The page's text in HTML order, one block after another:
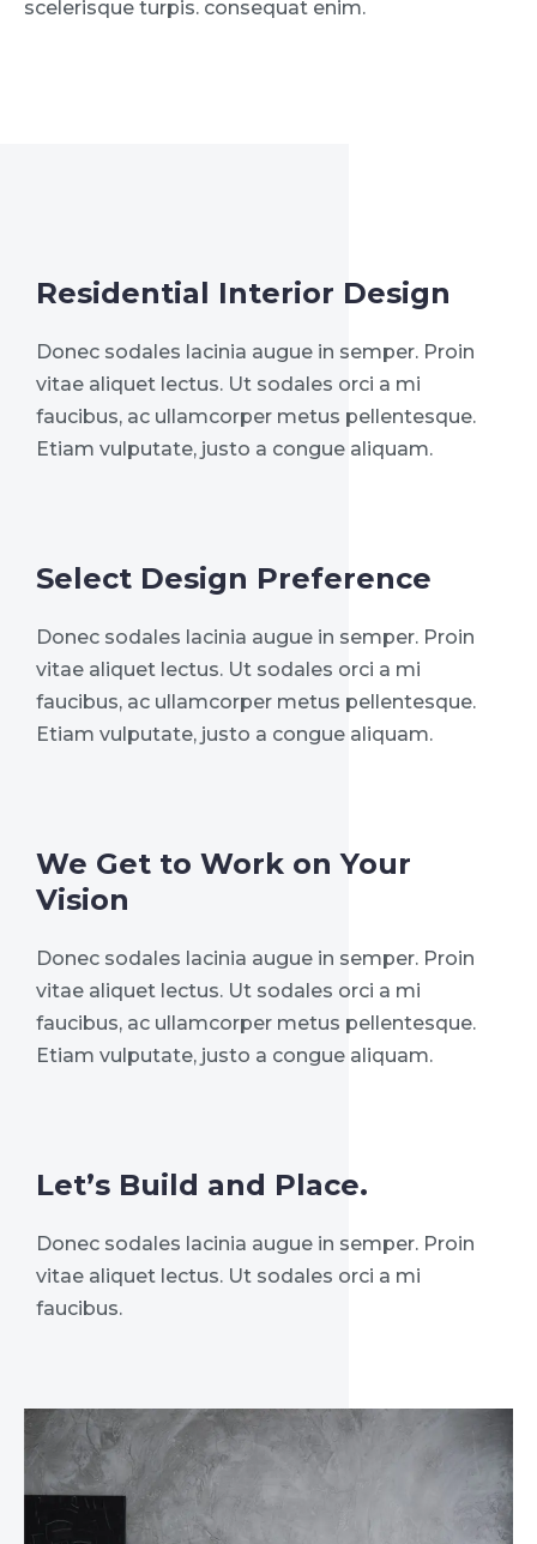
scelerisque turpis. consequat enim.
Residential Interior Design
Donec sodales lacinia augue in semper. Proin
vitae aliquet lectus. Ut sodales orci a mi
faucibus, ac ullamcorper metus pellentesque.
Etiam vulputate, justo a congue aliquam.
Select Design Preference
Donec sodales lacinia augue in semper. Proin
vitae aliquet lectus. Ut sodales orci a mi
faucibus, ac ullamcorper metus pellentesque.
Etiam vulputate, justo a congue aliquam.
We Get to Work on Your
Vision
Donec sodales lacinia augue in semper. Proin
vitae aliquet lectus. Ut sodales orci a mi
faucibus, ac ullamcorper metus pellentesque.
Etiam vulputate, justo a congue aliquam.
Let’s Build and Place.
Donec sodales lacinia augue in semper. Proin
vitae aliquet lectus. Ut sodales orci a mi
faucibus.